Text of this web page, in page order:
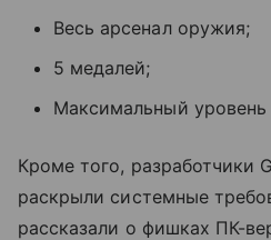
Весь арсенал оружия;
5 медалей;
Максимальный
Кроме того, разработчики
раскрыли системные
рассказали о фишках ПК-